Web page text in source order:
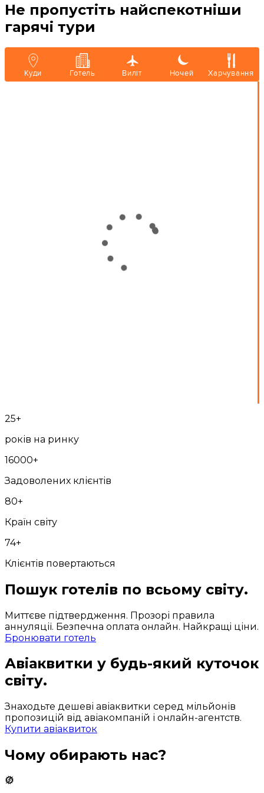
Не пропустіть найспекотніши
гарячі тури
Куди Готель Виліт Ночей Харчування
25+
років на ринку
16000+
Задоволених клієнтів
80+
Країн світу
74+
Клієнтів повертаються
Пошук готелів по всьому світу.
Миттєве підтвердження. Прозорі правила
аннуляції. Безпечна оплата онлайн. Найкращі ціни.
Бронювати готель
Авіаквитки у будь-який куточок
світу.
Знаходьте дешеві авіаквитки серед мільйонів
пропозицій від авіакомпаній і онлайн-агентств.
Купити авіаквиток
Чому обирають нас?